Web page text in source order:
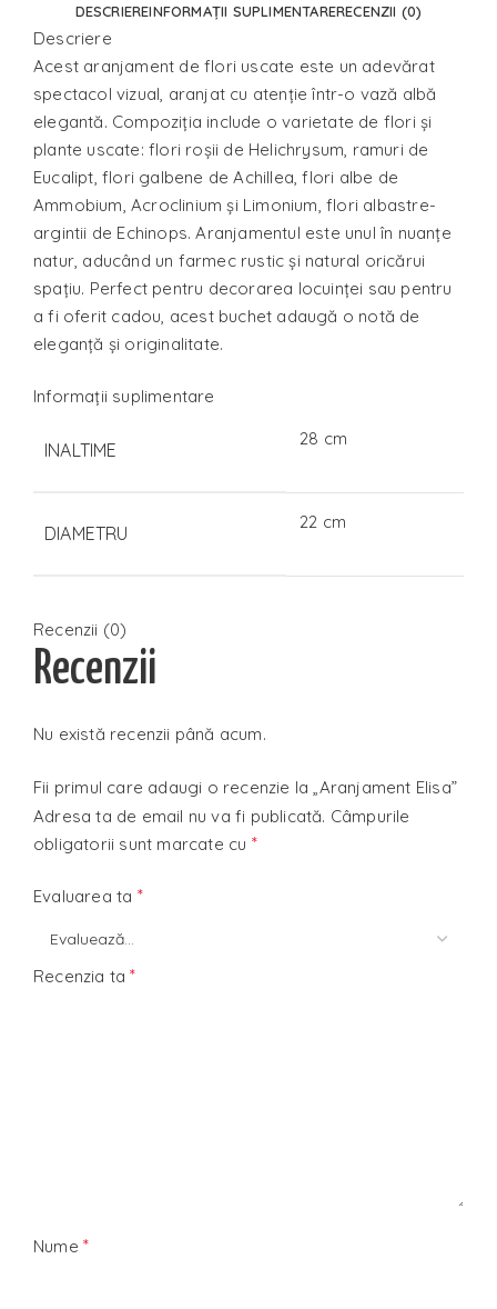
DESCRIEREINFORMAȚII SUPLIMENTARERECENZII (0)
Descriere
Acest aranjament de flori uscate este un adevărat
spectacol vizual, aranjat cu atenție într-o vază albă
elegantă. Compoziția include o varietate de flori și
plante uscate: flori roșii de Helichrysum, ramuri de
Eucalipt, flori galbene de Achillea, flori albe de
Ammobium, Acroclinium și Limonium, flori albastre-
argintii de Echinops. Aranjamentul este unul în nuanțe
natur, aducând un farmec rustic și natural oricărui
spațiu. Perfect pentru decorarea locuinței sau pentru
a fi oferit cadou, acest buchet adaugă o notă de
eleganță și originalitate.
Informații suplimentare
INALTIME
28 cm
DIAMETRU
22 cm
Recenzii (0)
Recenzii
Nu există recenzii până acum.
Fii primul care adaugi o recenzie la „Aranjament Elisa”
Adresa ta de email nu va fi publicată. Câmpurile
obligatorii sunt marcate cu *
Evaluarea ta *
Recenzia ta*
Nume *